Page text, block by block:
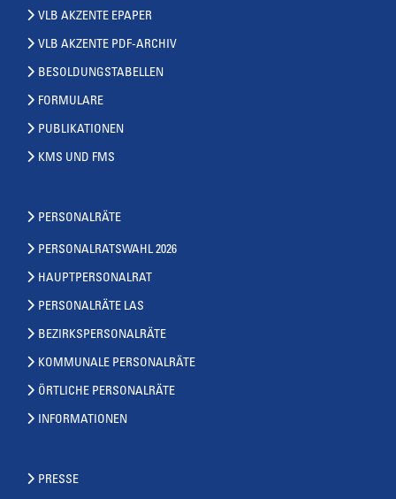
VLB AKZENTE EPAPER
VLB AKZENTE PDF-ARCHIV
BESOLDUNGSTABELLEN
FORMULARE
PUBLIKATIONEN
KMS UND FMS
PERSONALRÄTE
PERSONALRATSWAHL 2026
HAUPTPERSONALRAT
PERSONALRÄTE LAS
BEZIRKSPERSONALRÄTE
KOMMUNALE PERSONALRÄTE
ÖRTLICHE PERSONALRÄTE
INFORMATIONEN
PRESSE